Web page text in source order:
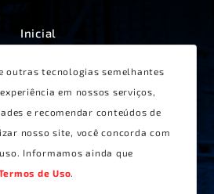
outras tecnologias semelhantes
em nossos serviços,
e recomendar conteúdos de
nosso site, você concorda com
Informamos ainda que
de Uso.
Inicial
Produtos
Lançamentos
Receitas
Contato
de Uso